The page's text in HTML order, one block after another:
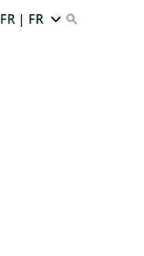
FR | FR